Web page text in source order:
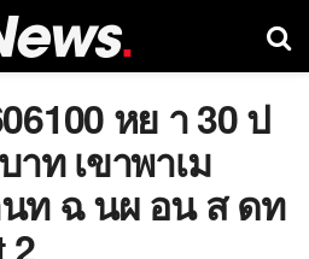
หย า 30 ป
าท เขาพาเม
ท ฉ นผ อน ส ดท